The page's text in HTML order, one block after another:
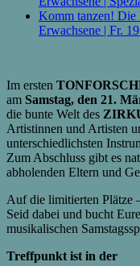
Komm tanzen! Die
Erwachsene | Fr.
Im ersten
am Samstag, den 21.
die bunte Welt des
Artistinnen und Artisten
unterschiedlichsten
Zum Abschluss gibt es
abholenden Eltern und
Auf die limitierten Plätze
Seid dabei und bucht
musikalischen
Treffpunkt ist in der